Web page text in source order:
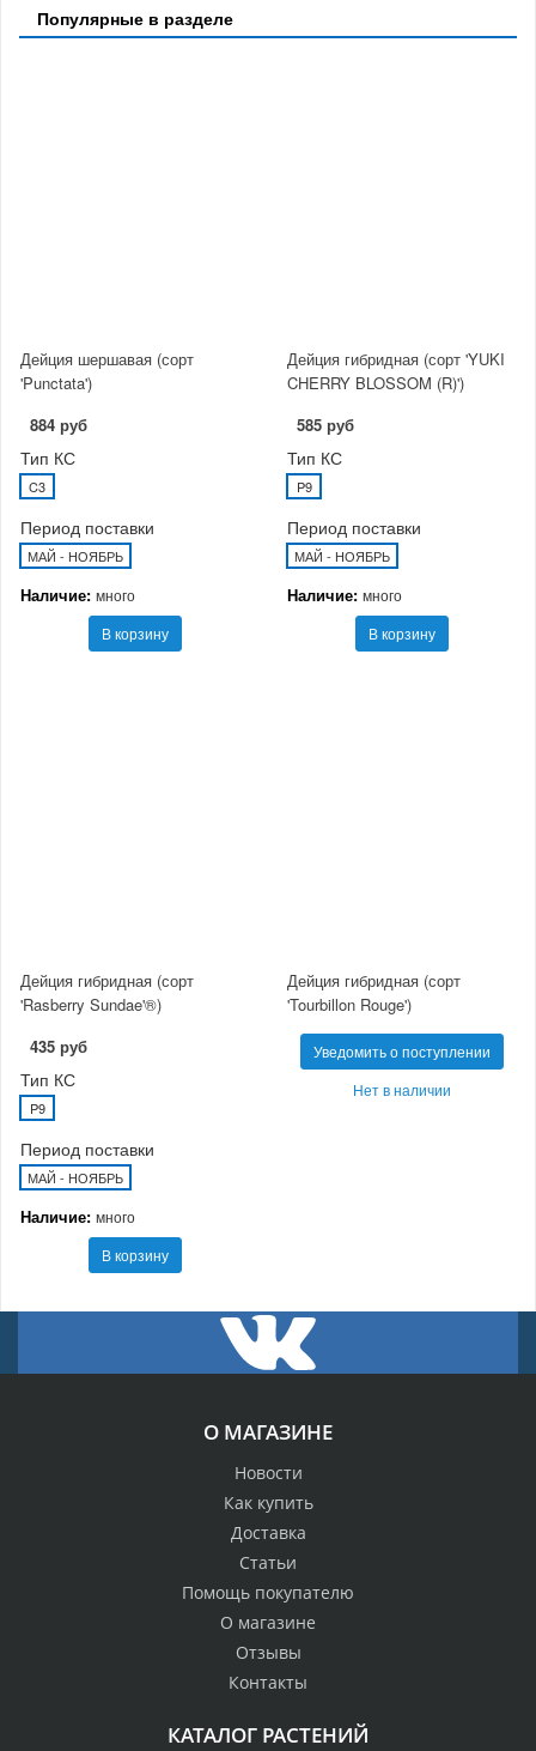
Популярные в разделе
Дейция шершавая (сорт
'Punctata')
884 руб
Тип КС
C3
Период поставки
МАЙ - НОЯБРЬ
Наличие: много
В корзину
Дейция гибридная (сорт 'YUKI
CHERRY BLOSSOM (R)')
585 руб
Тип КС
P9
Период поставки
МАЙ - НОЯБРЬ
Наличие: много
В корзину
Дейция гибридная (сорт
'Rasberry Sundae'®)
435 руб
Тип КС
P9
Период поставки
МАЙ - НОЯБРЬ
Наличие: много
В корзину
Дейция гибридная (сорт
'Tourbillon Rouge')
Уведомить о поступлении
Нет в наличии
О МАГАЗИНЕ
Новости
Как купить
Доставка
Статьи
Помощь покупателю
О магазине
Отзывы
Контакты
КАТАЛОГ РАСТЕНИЙ